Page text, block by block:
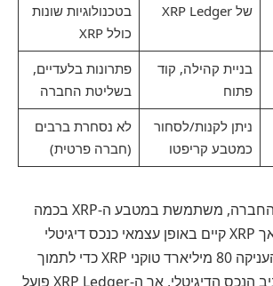
של XRP Ledger
בטכנולוגיות שונות
כולל XRP
בניית קהילה, קוד
פתוח
פתרונות בלעדיים,
בשליטת החברה
ניתן לקנות/לסחור
כמטבע קריפטו
לא נסחרת ברבים
(חברה פרטית)
: ריפל, החברה, משתמשת במטבע ה-XRP בכמה
מהשירותים שלה, אך XRP קיים באופן עצמאי כנכס דיגיטלי
בקוד פתוח. ריפל העניקה 80 מיליארד טוקני XRP כדי לתמוך
בפיתוח מקרים סביב הנכס הדיגיטלי, אך ה-XRP Ledger פועל